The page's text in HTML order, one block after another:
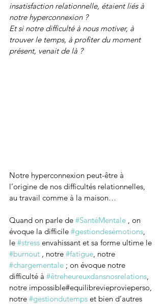
insatisfaction relationnelle, étaient liés à
notre hyperconnexion ?
Et si notre difficulté à nous motiver, à
trouver le temps, à profiter du moment
présent, venait de là ?
Notre hyperconnexion peut-être à
l’origine de nos difficultés relationnelles,
au travail comme à la maison…
Quand on parle de #SantéMentale , on
évoque la difficile #gestiondesémotions
le #stress envahissant et sa forme ultime le
#burnout , notre #fatigue , notre
#chargementale ; on évoque notre
difficulté à #êtreheureuxdansnosrelations
notre impossible#equilibrevieprovieperso,
notre #gestiondutemps et bien d’autres